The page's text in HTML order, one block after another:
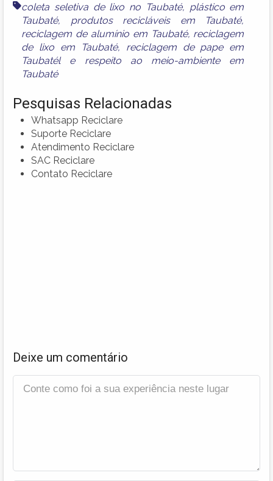
coleta seletiva de lixo no Taubaté, plástico em
Taubaté, produtos recicláveis em Taubaté,
reciclagem de alumínio em Taubaté, reciclagem
de lixo em Taubaté, reciclagem de pape em
Taubatéle respeito ao meio-ambiente em
Taubaté
Pesquisas Relacionadas
Whatsapp Reciclare
Suporte Reciclare
Atendimento Reciclare
SAC Reciclare
Contato Reciclare
Deixe um comentário